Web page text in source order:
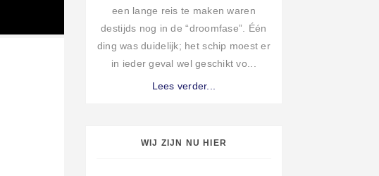
een lange reis te maken waren
destijds nog in de “droomfase”. Één
ding was duidelijk; het schip moest er
in ieder geval wel geschikt vo...
Lees verder...
WIJ ZIJN NU HIER